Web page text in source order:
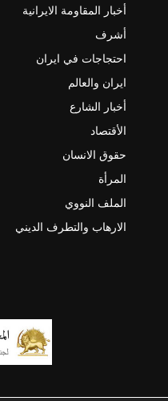
أخبار المقاومة الايرانية
أشرف
احتجاجات في ايران
ايران والعالم
أخبار الشارع
الأقتصاد
حقوق الانسان
المرأة
الملف النووي
الارهاب والتطرف الديني